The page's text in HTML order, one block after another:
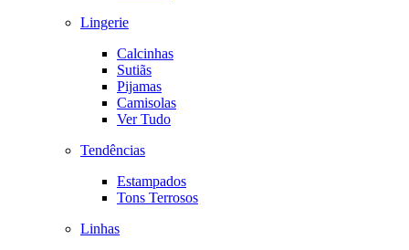
Lingerie
Calcinhas
Sutiãs
Pijamas
Camisolas
Ver Tudo
Tendências
Estampados
Tons Terrosos
Linhas